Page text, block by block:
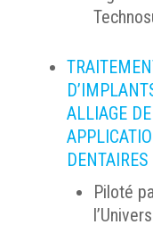
ALLIAGE
DENTAIRES
Piloté